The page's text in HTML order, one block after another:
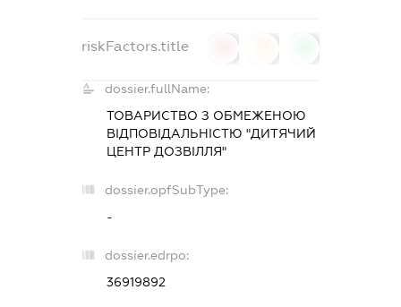
riskFactors.title
dossier.fullName:
ТОВАРИСТВО З ОБМЕЖЕНОЮ
ВІДПОВІДАЛЬНІСТЮ "ДИТЯЧИЙ
ЦЕНТР ДОЗВІЛЛЯ"
dossier.opfSubType:
-
dossier.edrpo:
36919892